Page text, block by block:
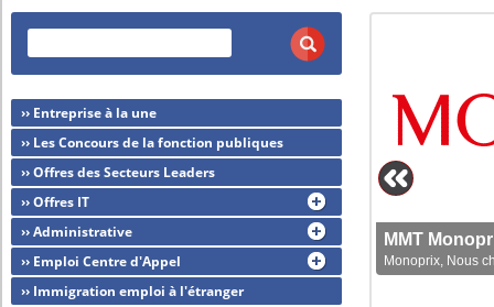
MMT
Monoprix, Nous
›› Entreprise à la une
›› Les Concours de la fonction publiques
›› Offres des Secteurs Leaders
›› Offres IT
›› Administrative
›› Emploi Centre d'Appel
›› Immigration emploi à l'étranger